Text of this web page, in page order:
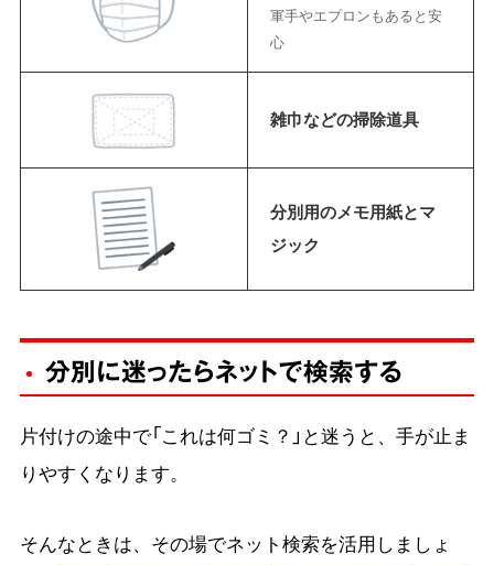
軍手やエプロンもあると安
心
雑巾などの掃除道具
分別用のメモ用紙とマ
ジック
分別に迷ったらネットで検索する
片付けの途中で「これは何ゴミ？」と迷うと、手が止ま
りやすくなります。
そんなときは、その場でネット検索を活用しましょ